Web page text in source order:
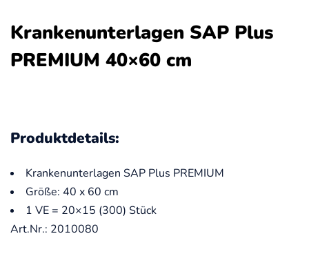
Krankenunterlagen SAP Plus
PREMIUM 40×60 cm
Produktdetails:
Krankenunterlagen SAP Plus PREMIUM
Größe: 40 x 60 cm
1 VE = 20×15 (300) Stück
Art.Nr.: 2010080